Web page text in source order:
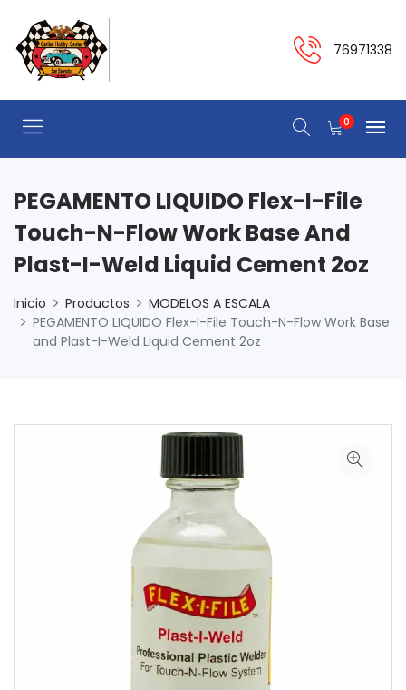
76971338
0
PEGAMENTO LIQUIDO Flex-I-File
Touch-N-Flow Work Base And
Plast-I-Weld Liquid Cement 2oz
Inicio Productos
MODELOS A ESCALA
PEGAMENTO LIQUIDO Flex-I-File Touch-N-Flow Work Base
and Plast-I-Weld Liquid Cement 2oz